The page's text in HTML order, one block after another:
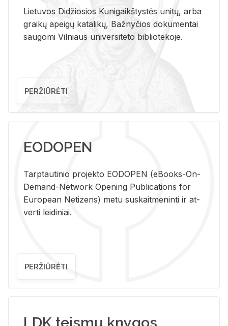
Lietuvos Didžiosios Kunigaikštystės unitų, arba
graikų apeigų katalikų, Bažnyčios dokumentai
saugomi Vilniaus universiteto bibliotekoje.
PERŽIŪRĖTI
EODOPEN
Tarp­tau­ti­nio pro­jek­to EO­DO­PEN (eBo­oks-On-
De­mand-Ne­twork Ope­ning Pub­li­ca­tions for
Eu­ro­pe­an Ne­ti­zens) metu su­skait­me­nin­ti ir at­
ver­ti lei­di­niai.
PERŽIŪRĖTI
LDK teismų knygos